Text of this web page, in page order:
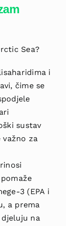
Sea?
i
čime se
sustav
za
3 (EPA i
a prema
na